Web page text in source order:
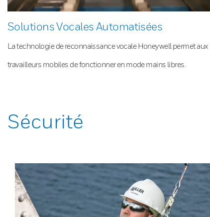
Solutions Vocales Automatisées
La technologie de reconnaissance vocale Honeywell permet aux
travailleurs mobiles de fonctionner en mode mains libres.
Sécurité